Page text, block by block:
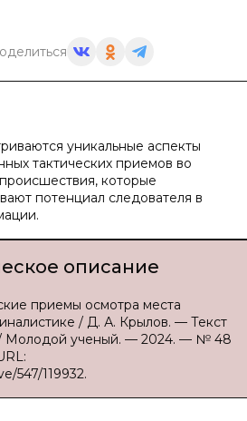
уникальные аспекты
тактических приемов во
которые
потенциал следователя в
описание
приемы осмотра места
/ Д. А. Крылов. — Текст
Молодой ученый. — 2024. — № 48
547/119932.